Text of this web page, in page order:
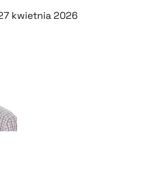
kwietnia 2026